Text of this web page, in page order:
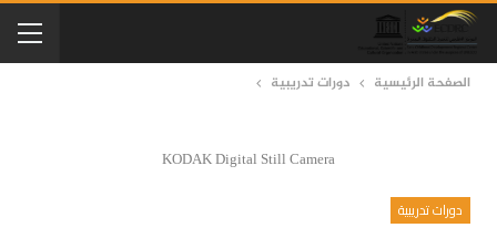
الصفحة الرئيسية دورات تدريبية
KODAK Digital Still Camera
دورات تدريبية